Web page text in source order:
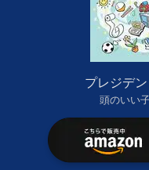
プレジデ
頭のいい